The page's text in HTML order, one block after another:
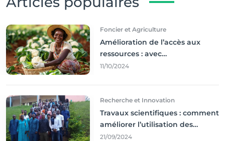
Foncier et Agriculture
Amélioration de l’accès aux
ressources : avec
l'incontournable ’agriculture
11/10/2024
Recherche et Innovation
Travaux scientifiques : comment
améliorer l’utilisation des
résultats coince
21/09/2024